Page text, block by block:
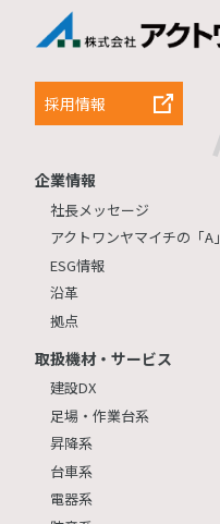
採用情報
企業情報
社長メッセージ
アクトワンヤマイチの「A」
ESG情報
沿革
拠点
取扱機材・サービス
建設DX
足場・作業台系
昇降系
台車系
電器系